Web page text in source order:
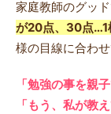
家庭教師のグッド
が20点、30点…1
様の目線に合わ
「勉強の事を親
「もう、私が教